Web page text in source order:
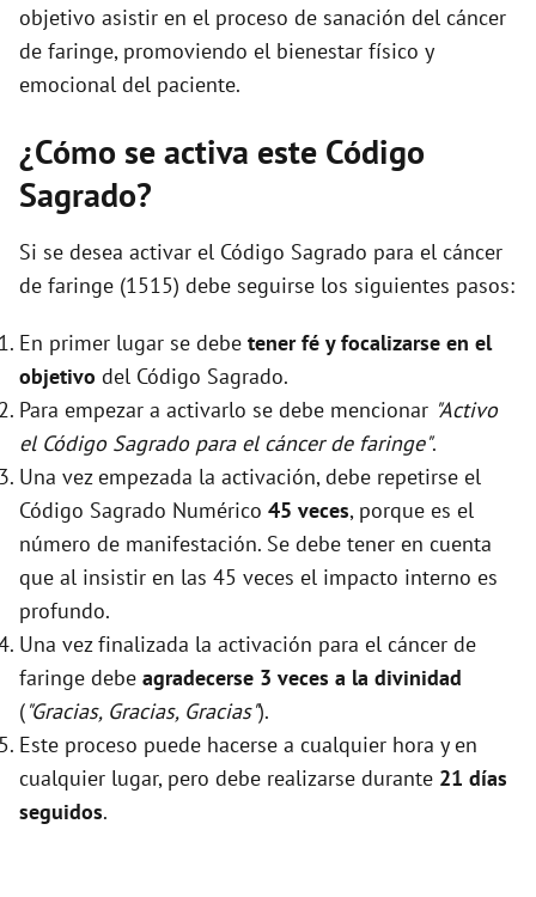
objetivo asistir en el proceso de sanación del cáncer
de faringe, promoviendo el bienestar físico y
emocional del paciente.
¿Cómo se activa este Código
Sagrado?
Si se desea activar el Código Sagrado para el cáncer
de faringe (1515) debe seguirse los siguientes pasos:
En primer lugar se debe tener fé y focalizarse en el
objetivo del Código Sagrado.
Para empezar a activarlo se debe mencionar "Activo
el Código Sagrado para el cáncer de faringe".
Una vez empezada la activación, debe repetirse el
Código Sagrado Numérico 45 veces, porque es el
número de manifestación. Se debe tener en cuenta
que al insistir en las 45 veces el impacto interno es
profundo.
Una vez finalizada la activación para el cáncer de
faringe debe agradecerse 3 veces a la divinidad
("Gracias, Gracias, Gracias").
Este proceso puede hacerse a cualquier hora y en
cualquier lugar, pero debe realizarse durante 21 días
seguidos.